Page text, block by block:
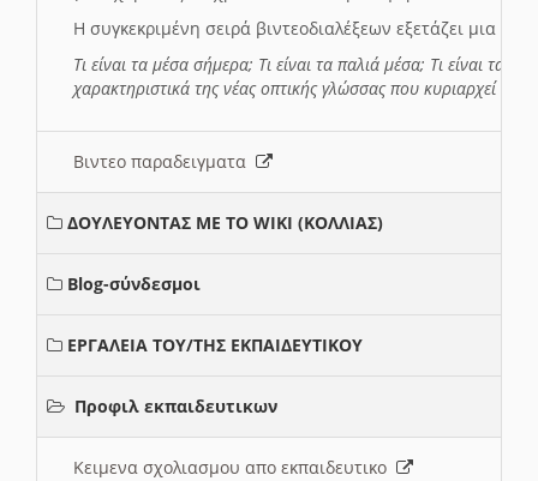
Η συγκεκριμένη σειρά βιντεοδιαλέξεων εξετάζει μια
Τι είναι τα μέσα σήμερα; Τι είναι τα παλιά μέσα; Τι είναι τα
χαρακτηριστικά της νέας οπτικής γλώσσας που κυριαρχεί
Βιντεο παραδειγματα
ΔΟΥΛΕΥΟΝΤΑΣ ΜΕ ΤΟ WIKI (ΚΟΛΛΙΑΣ)
Blog-σύνδεσμοι
ΕΡΓΑΛΕΙΑ ΤΟΥ/ΤΗΣ ΕΚΠΑΙΔΕΥΤΙΚΟΥ
Προφιλ εκπαιδευτικων
Κειμενα σχολιασμου απο εκπαιδευτικο